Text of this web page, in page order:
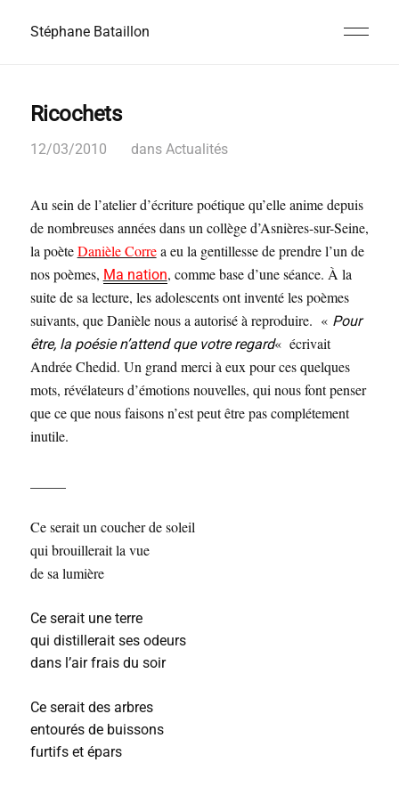
Stéphane Bataillon
Ricochets
12/03/2010 dans Actualités
Au sein de l’atelier d’écriture poétique qu’elle anime depuis
de nombreuses années dans un collège d’Asnières-sur-Seine,
la poèteDanièle Correa eu la gentillesse de prendre l’un de
nos poèmes, Ma nation, comme base d’une séance. À la
suite de sa lecture, les adolescents ont inventé les poèmes
suivants, que Danièle nous a autorisé à reproduire. « Pour
être, la poésie n’attend que votre regard« écrivait
Andrée Chedid. Un grand merci à eux pour ces quelques
mots, révélateurs d’émotions nouvelles, qui nous font penser
que ce que nous faisons n’est peut être pas complétement
inutile.
Ce serait un coucher de soleil
qui brouillerait la vue
de sa lumière
Ce serait une terre
qui distillerait ses odeurs
dans l’air frais du soir
Ce serait des arbres
entourés de buissons
furtifs et épars